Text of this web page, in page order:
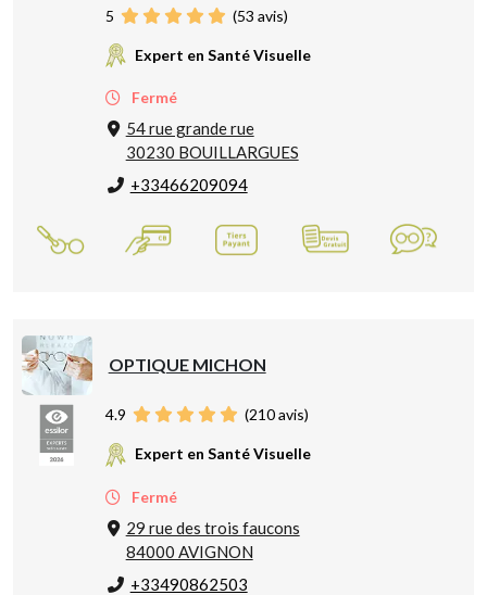
5 (53 avis)
Expert en Santé Visuelle
Fermé
54 rue grande rue
30230 BOUILLARGUES
+33466209094
OPTIQUE MICHON
4.9 (210avis)
Expert en Santé Visuelle
Fermé
29 rue des trois faucons
84000 AVIGNON
+33490862503